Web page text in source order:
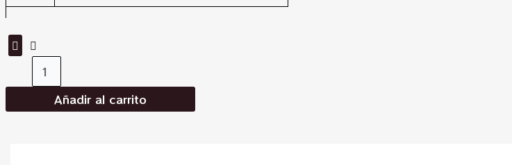
Topitos
orochino
Añadir al carrito